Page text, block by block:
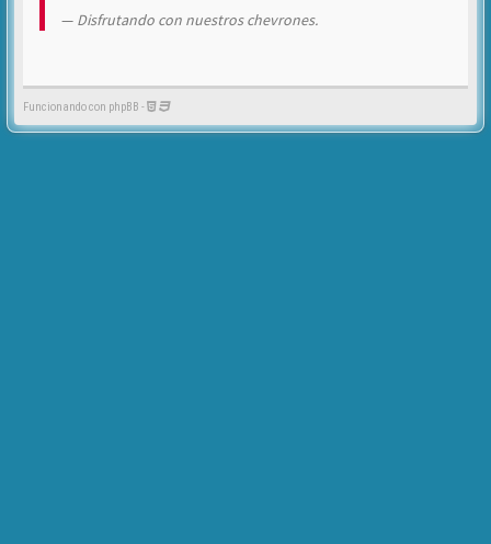
Disfrutando con nuestros chevrones.
Funcionando con phpBB -